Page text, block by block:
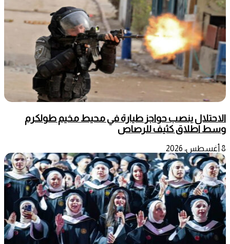
الاحتلال ينصب حواجز طيارة في محيط مخيم طولكرم
وسط اطلاق كثيف للرصاص
8 أغسطس، 2026